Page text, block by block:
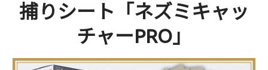
捕りシート「ネズミキャッ
チャーPRO」